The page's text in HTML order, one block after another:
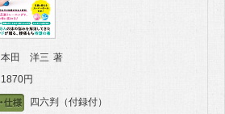
本田 洋三 著
1870円
四六判（付録付）